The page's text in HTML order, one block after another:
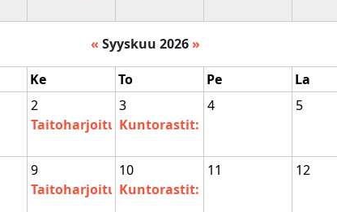
« Syyskuu 2026 »
Ke To Pe La
2
Taitoharjoitus
3
Kuntorastit: Vesala
4 5
9
Taitoharjoitus
10
Kuntorastit: Paasivuori, pohjoinen
11 12